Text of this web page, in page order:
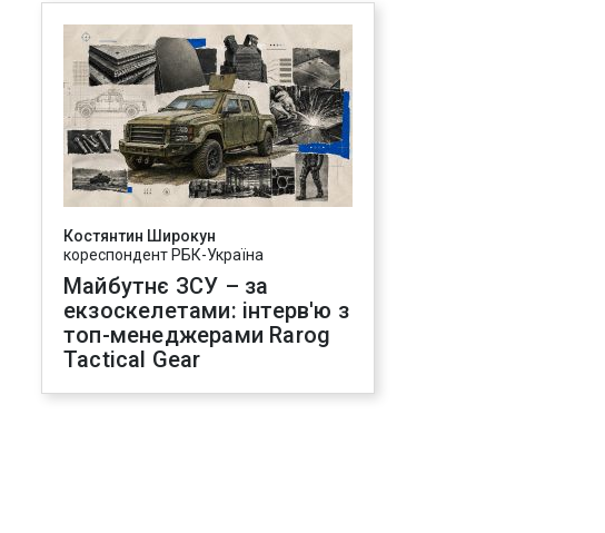
Костянтин Широкун
кореспондент РБК-Україна
Майбутнє ЗСУ – за
екзоскелетами: інтерв'ю з
топ-менеджерами Rarog
Tactical Gear